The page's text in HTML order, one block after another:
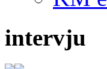
intervju